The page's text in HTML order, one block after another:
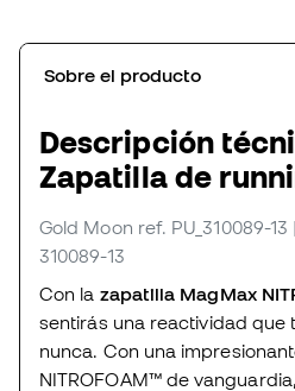
Sobre el producto
Descripción
Zapatilla de
Gold Moon ref. PU_310089-13
310089-13
Con la zapatilla MagMax
sentirás una reactividad que
nunca. Con una
NITROFOAM™ de